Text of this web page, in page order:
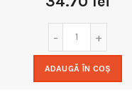
ADAUGĂ ÎN COȘ